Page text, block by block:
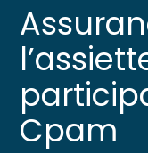
Cpam